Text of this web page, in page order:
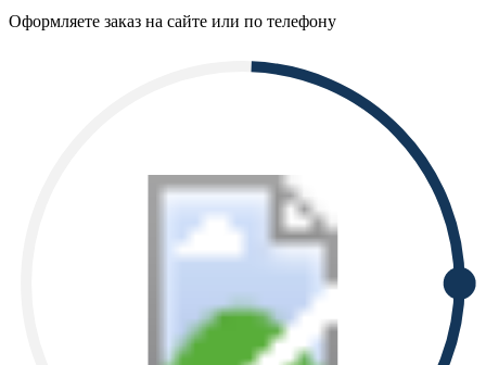
Оформляете заказ на сайте или по телефону